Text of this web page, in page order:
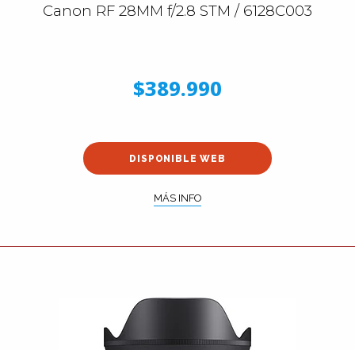
Canon RF 28MM f/2.8 STM / 6128C003
$389.990
DISPONIBLE WEB
MÁS INFO